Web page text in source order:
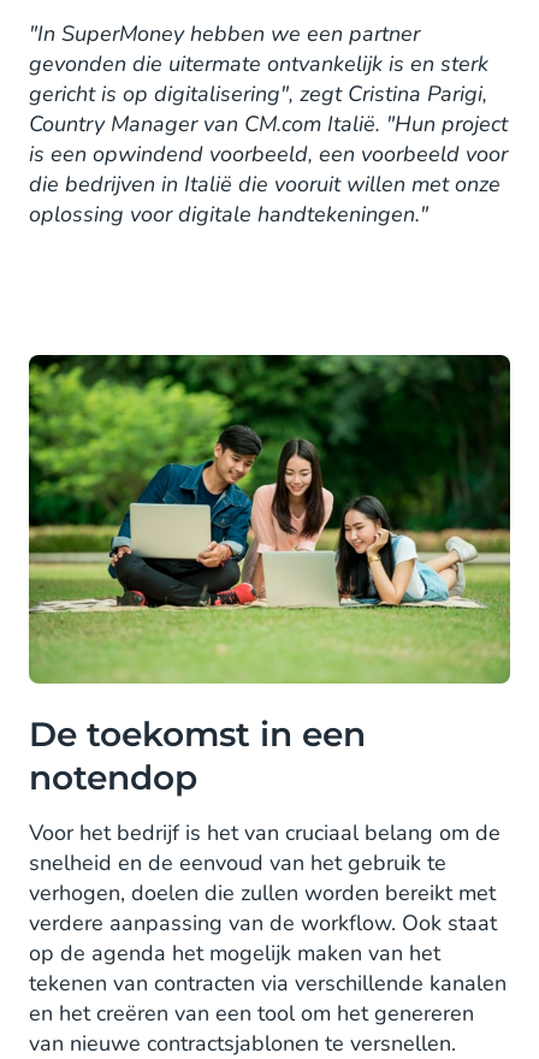
"In SuperMoney hebben we een partner
gevonden die uitermate ontvankelijk is en sterk
gericht is op digitalisering", zegt Cristina Parigi,
Country Manager van CM.com Italië. "Hun project
is een opwindend voorbeeld, een voorbeeld voor
die bedrijven in Italië die vooruit willen met onze
oplossing voor digitale handtekeningen."
De toekomst in een
notendop
Voor het bedrijf is het van cruciaal belang om de
snelheid en de eenvoud van het gebruik te
verhogen, doelen die zullen worden bereikt met
verdere aanpassing van de workflow. Ook staat
op de agenda het mogelijk maken van het
tekenen van contracten via verschillende kanalen
en het creëren van een tool om het genereren
van nieuwe contractsjablonen te versnellen.